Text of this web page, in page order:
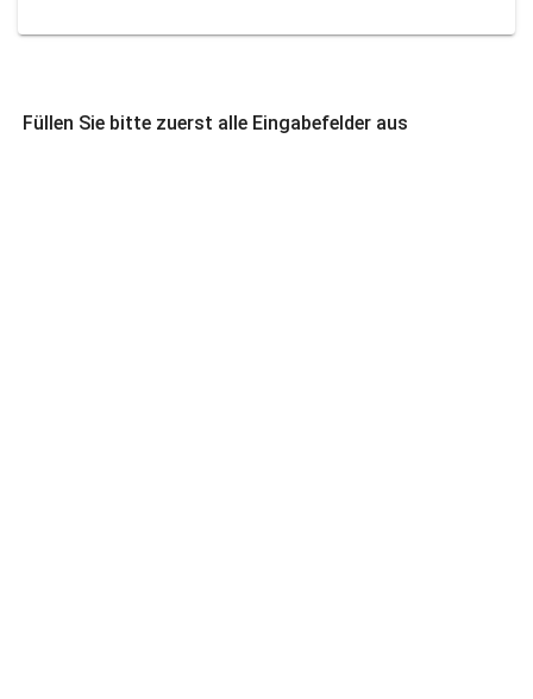
Füllen Sie bitte zuerst alle Eingabefelder aus